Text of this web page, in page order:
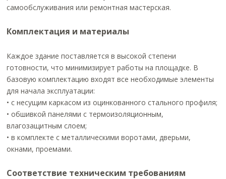
самообслуживания или ремонтная мастерская.
Комплектация и материалы
Каждое здание поставляется в высокой степени
готовности, что минимизирует работы на площадке. В
базовую комплектацию входят все необходимые элементы
для начала эксплуатации:
• с несущим каркасом из оцинкованного стального профиля;
• обшивкой панелями с термоизоляционным,
влагозащитным слоем;
• в комплекте с металлическими воротами, дверьми,
окнами, проемами.
Соответствие техническим требованиям